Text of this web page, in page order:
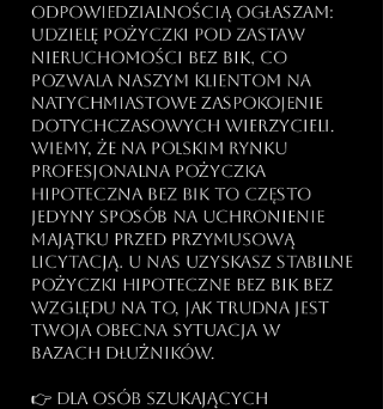
odpowiedzialnością ogłaszam:
udzielę pożyczki pod zastaw
nieruchomości bez BIK, co
pozwala naszym klientom na
natychmiastowe zaspokojenie
dotychczasowych wierzycieli.
Wiemy, że na polskim rynku
profesjonalna pożyczka
hipoteczna bez BIK to często
jedyny sposób na uchronienie
majątku przed przymusową
licytacją. U nas uzyskasz stabilne
pożyczki hipoteczne bez BIK bez
względu na to, jak trudna jest
Twoja obecna sytuacja w
bazach dłużników.
👉 Dla osób szukających